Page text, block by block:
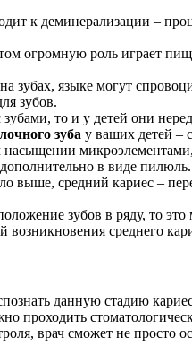
к деминерализации –
огромную роль играет
зубах, языке могут
зубов.
то и у детей они
зуба у ваших детей –
в виде пилюль.
выше, средний кариес –
зубов в ряду, то
среднего
данную стадию
проходить
врач сможет не просто